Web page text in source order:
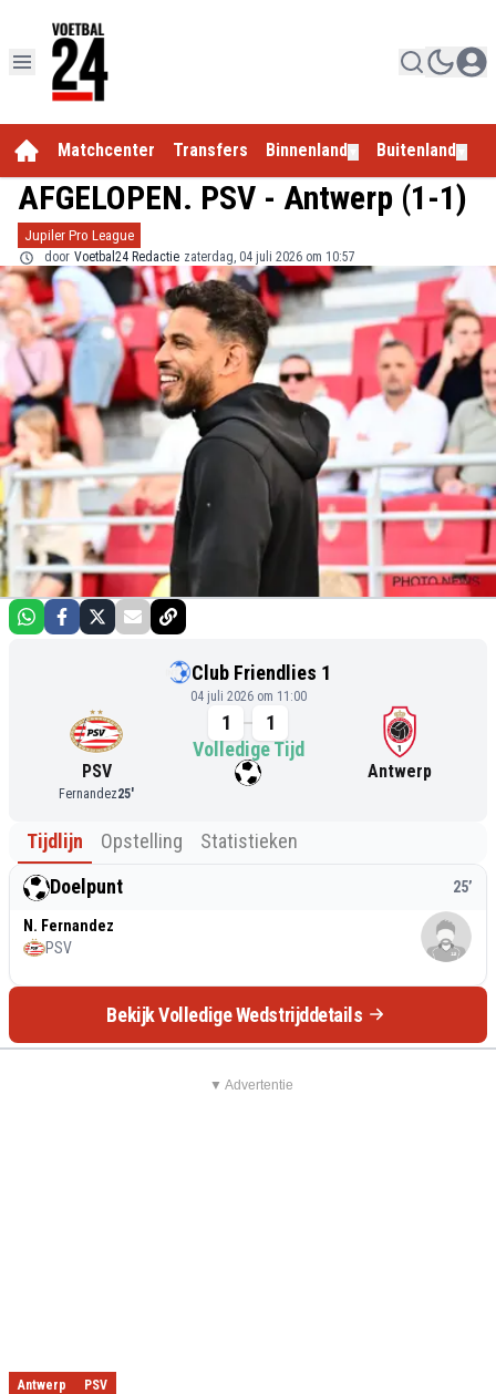
Matchcenter Transfers Binnenland Buitenland
AFGELOPEN. PSV - Antwerp (1-1)
Jupiler Pro League
door Voetbal24 Redactie zaterdag, 04 juli 2026 om 10:57
Club Friendlies 1
04 juli 2026 om 11:00
PSV
Fernandez25'
1
1
Volledige Tijd
Antwerp
Tijdlijn Opstelling
Statistieken
Doelpunt
25’
N. Fernandez
PSV
Bekijk Volledige Wedstrijddetails
▼ Advertentie
Antwerp PSV